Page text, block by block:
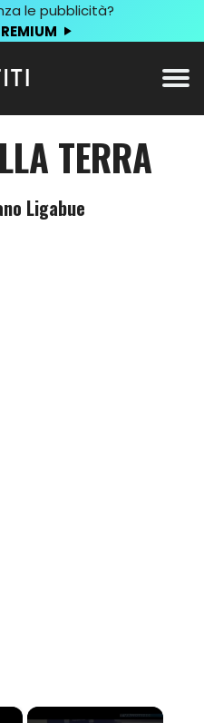
le pubblicità?
TERRA
Ligabue
×